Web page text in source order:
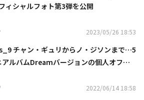
ィシャルフォト第3弾を公開
2023/05/26 18:53
チャン・ギュリからノ・ジソンまで…5
ルバムDreamバージョンの個人オフィ
2022/06/14 18:58